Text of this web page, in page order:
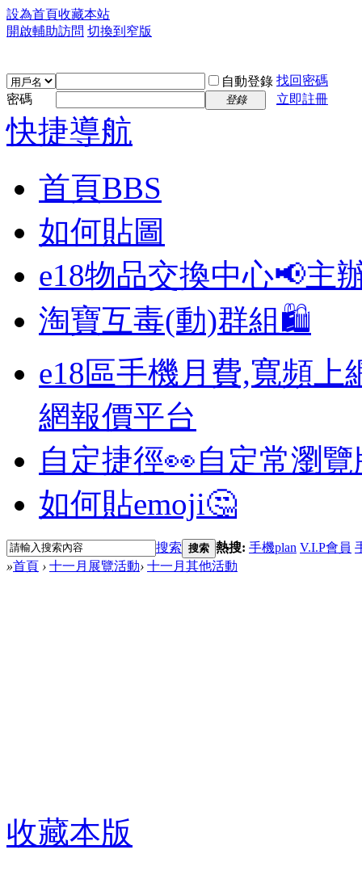
設為首頁收藏本站
開啟輔助訪問 切換到窄版
自動登錄 找回密碼
密碼
登錄 立即註冊
快捷導航
首頁BBS
如何貼圖
e18物品交換中心📢主
淘寶互毒(動)群組🛍️
e18區手機月費,寬頻上
網報價平台
自定捷徑👀自定常瀏
如何貼emoji🤔
搜索 搜索 熱搜: 手機plan V.I.P會員
»首頁 › 十一月展覽活動› 十一月其他活動
收藏本版